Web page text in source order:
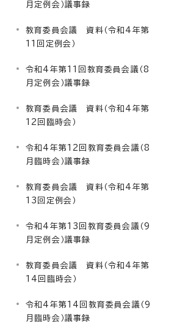
月定例会）議事録
教育委員会議 資料（令和4年第
11回定例会）
令和4年第11回教育委員会議（8
月定例会）議事録
教育委員会議 資料（令和4年第
12回臨時会）
令和4年第12回教育委員会議（8
月臨時会）議事録
教育委員会議 資料（令和4年第
13回定例会）
令和4年第13回教育委員会議（9
月定例会）議事録
教育委員会議 資料（令和4年第
14回臨時会）
令和4年第14回教育委員会議（9
月臨時会）議事録